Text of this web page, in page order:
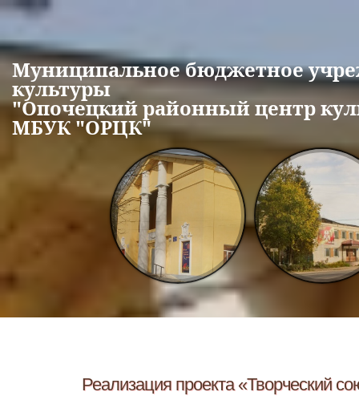
Перейти к основному содержанию
Муниципальное бюджетное
культуры
"Опочецкий районный центр
МБУК "ОРЦК"
Реализация проекта «Творческий